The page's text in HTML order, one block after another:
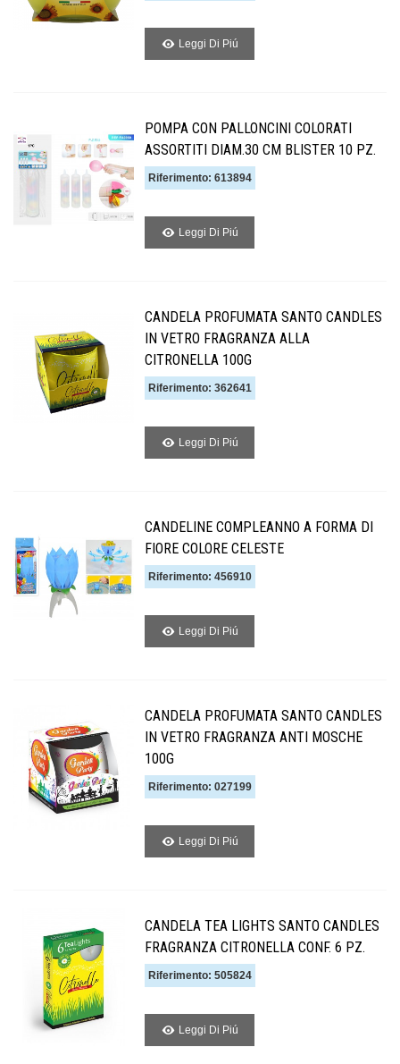
Leggi Di Piú
POMPA CON PALLONCINI COLORATI
ASSORTITI DIAM.30 CM BLISTER 10 PZ.
Riferimento: 613894
Leggi Di Piú
CANDELA PROFUMATA SANTO CANDLES
IN VETRO FRAGRANZA ALLA
CITRONELLA 100G
Riferimento: 362641
Leggi Di Piú
CANDELINE COMPLEANNO A FORMA DI
FIORE COLORE CELESTE
Riferimento: 456910
Leggi Di Piú
CANDELA PROFUMATA SANTO CANDLES
IN VETRO FRAGRANZA ANTI MOSCHE
100G
Riferimento: 027199
Leggi Di Piú
CANDELA TEA LIGHTS SANTO CANDLES
FRAGRANZA CITRONELLA CONF. 6 PZ.
Riferimento: 505824
Leggi Di Piú